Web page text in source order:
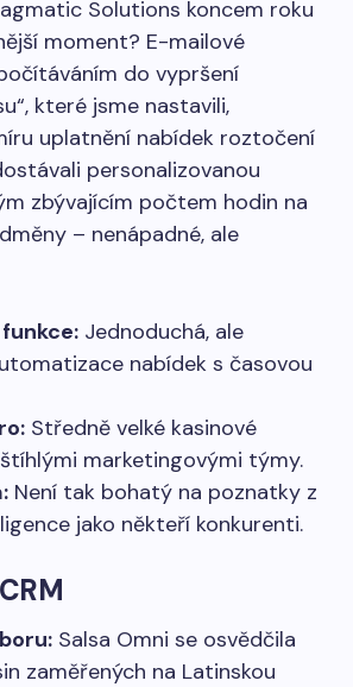
Solutions koncem roku
moment? E-mailové
do vypršení
které jsme nastavili,
uplatnění nabídek roztočení
personalizovanou
zbývajícím počtem hodin na
– nenápadné, ale
Jednoduchá, ale
nabídek s časovou
Středně velké kasinové
marketingovými týmy.
Není tak bohatý na poznatky z
jako někteří konkurenti.
Salsa Omni se osvědčila
zaměřených na Latinskou